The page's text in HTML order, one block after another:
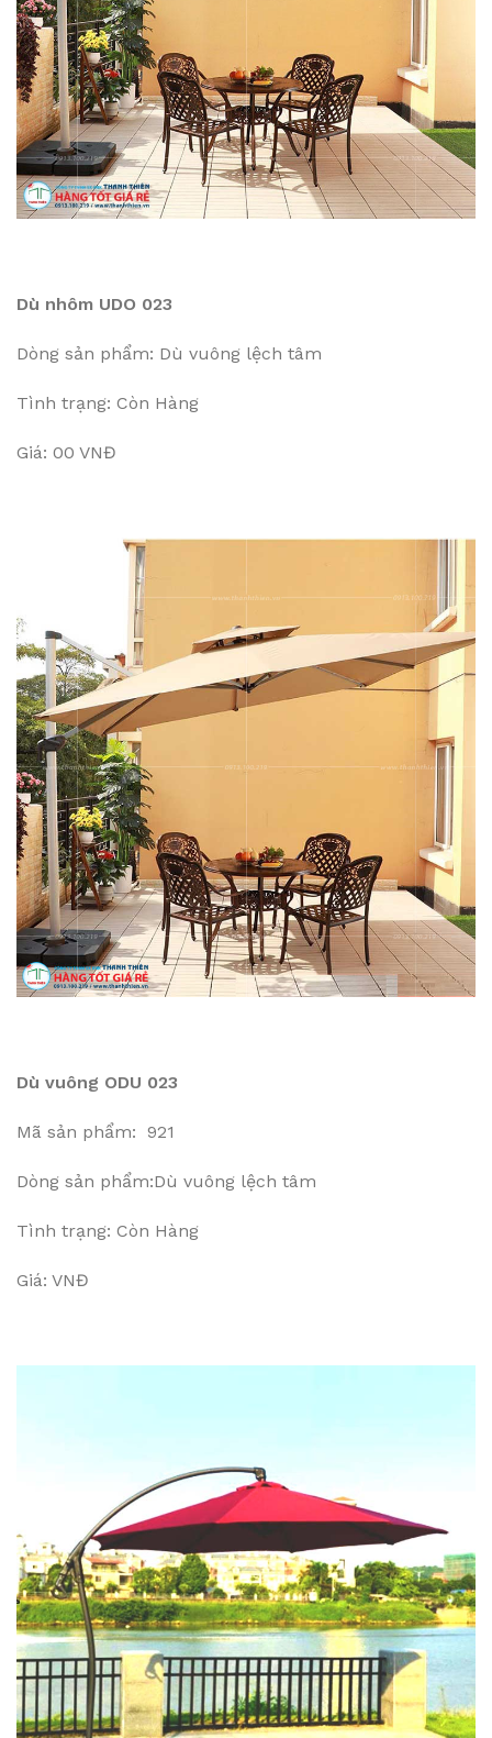
Dù nhôm UDO 023
Dòng sản phẩm: Dù vuông lệch tâm
Tình trạng: Còn Hàng
Giá: 00 VNĐ
Dù vuông ODU 023
Mã sản phẩm: 921
Dòng sản phẩm:Dù vuông lệch tâm
Tình trạng: Còn Hàng
Giá: VNĐ